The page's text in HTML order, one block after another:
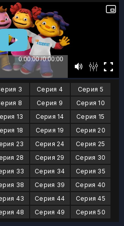
3 Серия 4
Серия 5
8 Серия 9
Серия 10
13 Серия 14
Серия 15
18 Серия 19
Серия 20
23 Серия 24
Серия 25
28 Серия 29
Серия 30
33 Серия 34
Серия 35
38 Серия 39
Серия 40
43 Серия 44
Серия 45
48 Серия 49 Серия 50